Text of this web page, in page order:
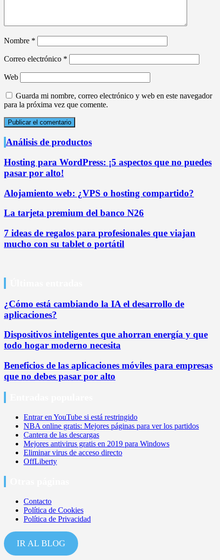
Nombre *
Correo electrónico *
Web
Guarda mi nombre, correo electrónico y web en este navegador
para la próxima vez que comente.
Análisis de productos
Hosting para WordPress: ¡5 aspectos que no puedes
pasar por alto!
Alojamiento web: ¿VPS o hosting compartido?
La tarjeta premium del banco N26
7 ideas de regalos para profesionales que viajan
mucho con su tablet o portátil
¿Cómo está cambiando la IA el desarrollo de
aplicaciones?
Dispositivos inteligentes que ahorran energía y que
todo hogar moderno necesita
Beneficios de las aplicaciones móviles para empresas
que no debes pasar por alto
Entrar en YouTube si está restringido
NBA online gratis: Mejores páginas para ver los partidos
Cantera de las descargas
Mejores antivirus gratis en 2019 para Windows
Eliminar virus de acceso directo
OffLiberty
Contacto
Política de Cookies
Política de Privacidad
IR AL BLOG